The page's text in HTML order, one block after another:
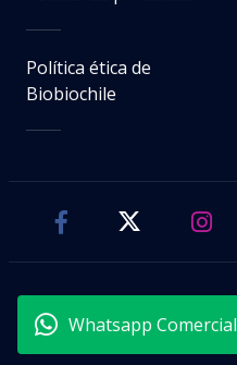
Política ética de
Biobiochile
Whatsapp Comercial